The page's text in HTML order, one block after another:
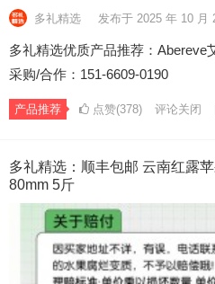
多礼精选 发布于 2025 年 10 月
多礼精选优质产品推荐：Abereve
采购/合作：151-6609-0190
产品推荐 点赞(378) 评论关闭
多礼精选：顺丰包邮 云南红露
80mm 5斤